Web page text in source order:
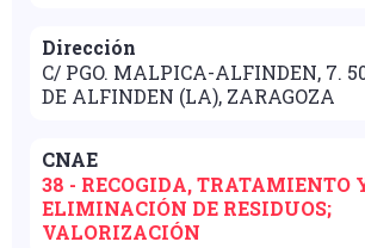
Dirección
C/ PGO. MALPICA-ALFINDEN, 7.
DE ALFINDEN (LA), ZARAGOZA
CNAE
38 - RECOGIDA, TRATAMIENTO
ELIMINACIÓN DE RESIDUOS;
VALORIZACIÓN